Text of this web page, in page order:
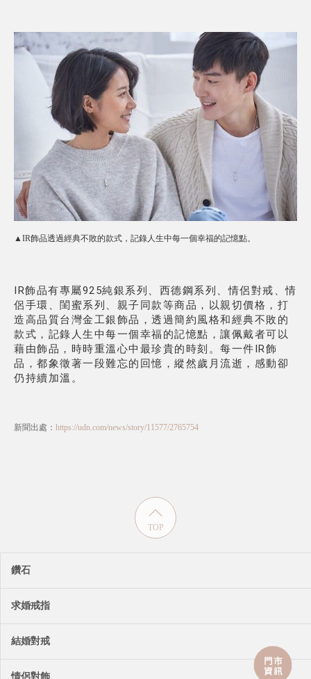
▲IR飾品透過經典不敗的款式，記錄人生中每一個幸福的記憶點。
IR飾品有專屬925純銀系列、西德鋼系列、情侶對戒、情
侶手環、閨蜜系列、親子同款等商品，以親切價格，打
造高品質台灣金工銀飾品，透過簡約風格和經典不敗的
款式，記錄人生中每一個幸福的記憶點，讓佩戴者可以
藉由飾品，時時重溫心中最珍貴的時刻。每一件IR飾
品，都象徵著一段難忘的回憶，縱然歲月流逝，感動卻
仍持續加溫。
新聞出處： https://udn.com/news/story/11577/2765754
TOP
鑽石
求婚戒指
結婚對戒
情侶對飾